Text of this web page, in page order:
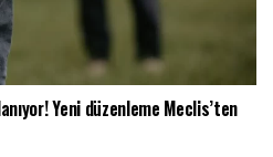
Yeni düzenleme Meclis’ten